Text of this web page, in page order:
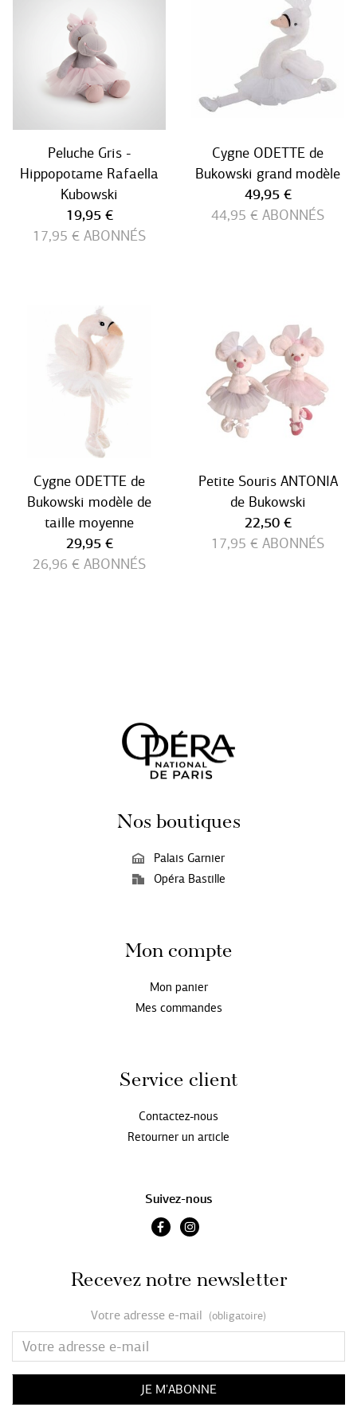
Peluche Gris -
Hippopotame Rafaella
Kubowski
Prix ​​actuel
19,95 €
17,95 € ABONNÉS
Cygne ODETTE de
Bukowski grand modèle
Prix ​​actuel
49,95 €
44,95 € ABONNÉS
Cygne ODETTE de
Bukowski modèle de
taille moyenne
Prix ​​actuel
29,95 €
26,96 € ABONNÉS
Petite Souris ANTONIA
de Bukowski
Prix ​​actuel
22,50 €
17,95 € ABONNÉS
Nos boutiques
Palais Garnier
Opéra Bastille
Mon compte
Mon panier
Mes commandes
Service client
Contactez-nous
Retourner un article
Suivez-nous
Recevez notre newsletter
Votre adresse e-mail (obligatoire)